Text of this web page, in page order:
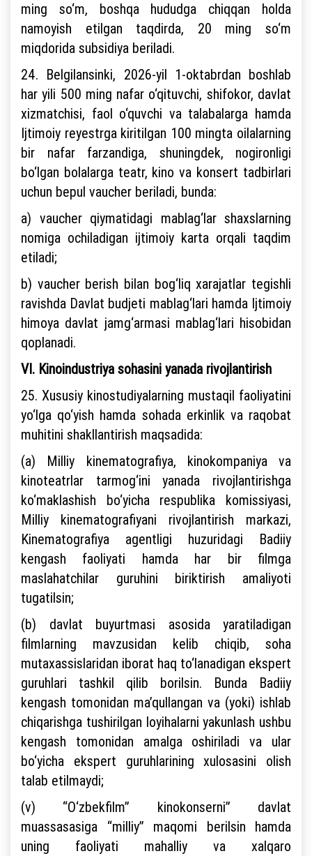
ming so‘m, boshqa hududga chiqqan holda
namoyish etilgan taqdirda, 20 ming so‘m
miqdorida subsidiya beriladi.
24. Belgilansinki, 2026-yil 1-oktabrdan boshlab
har yili 500 ming nafar o‘qituvchi, shifokor, davlat
xizmatchisi, faol o‘quvchi va talabalarga hamda
Ijtimoiy reyestrga kiritilgan 100 mingta oilalarning
bir nafar farzandiga, shuningdek, nogironligi
bo‘lgan bolalarga teatr, kino va konsert tadbirlari
uchun bepul vaucher beriladi, bunda:
a) vaucher qiymatidagi mablag‘lar shaxslarning
nomiga ochiladigan ijtimoiy karta orqali taqdim
etiladi;
b) vaucher berish bilan bog‘liq xarajatlar tegishli
ravishda Davlat budjeti mablag‘lari hamda Ijtimoiy
himoya davlat jamg‘armasi mablag‘lari hisobidan
qoplanadi.
VI. Kinoindustriya sohasini yanada rivojlantirish
25. Xususiy kinostudiyalarning mustaqil faoliyatini
yo‘lga qo‘yish hamda sohada erkinlik va raqobat
muhitini shakllantirish maqsadida:
(a) Milliy kinematografiya, kinokompaniya va
kinoteatrlar tarmog‘ini yanada rivojlantirishga
ko‘maklashish bo‘yicha respublika komissiyasi,
Milliy kinematografiyani rivojlantirish markazi,
Kinematografiya agentligi huzuridagi Badiiy
kengash faoliyati hamda har bir filmga
maslahatchilar guruhini biriktirish amaliyoti
tugatilsin;
(b) davlat buyurtmasi asosida yaratiladigan
filmlarning mavzusidan kelib chiqib, soha
mutaxassislaridan iborat haq to‘lanadigan ekspert
guruhlari tashkil qilib borilsin. Bunda Badiiy
kengash tomonidan ma’qullangan va (yoki) ishlab
chiqarishga tushirilgan loyihalarni yakunlash ushbu
kengash tomonidan amalga oshiriladi va ular
bo‘yicha ekspert guruhlarining xulosasini olish
talab etilmaydi;
(v) “O‘zbekfilm” kinokonserni” davlat
muassasasiga “milliy” maqomi berilsin hamda
uning faoliyati mahalliy va xalqaro